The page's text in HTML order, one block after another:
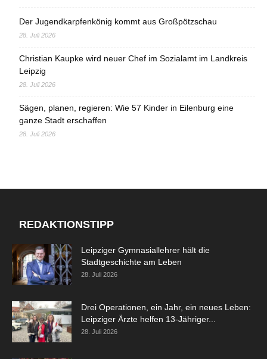
Der Jugendkarpfenkönig kommt aus Großpötzschau
28. Juli 2026
Christian Kaupke wird neuer Chef im Sozialamt im Landkreis
Leipzig
28. Juli 2026
Sägen, planen, regieren: Wie 57 Kinder in Eilenburg eine
ganze Stadt erschaffen
28. Juli 2026
REDAKTIONSTIPP
Leipziger Gymnasiallehrer hält die
Stadtgeschichte am Leben
28. Juli 2026
Drei Operationen, ein Jahr, ein neues Leben:
Leipziger Ärzte helfen 13-Jähriger...
28. Juli 2026